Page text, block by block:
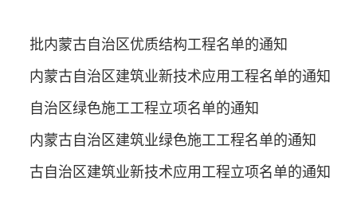
二批内蒙古自治区优质结构工程名单的通知
批内蒙古自治区建筑业新技术应用工程名单的通知
古自治区绿色施工工程立项名单的通知
批内蒙古自治区建筑业绿色施工工程名单的通知
蒙古自治区建筑业新技术应用工程立项名单的通知